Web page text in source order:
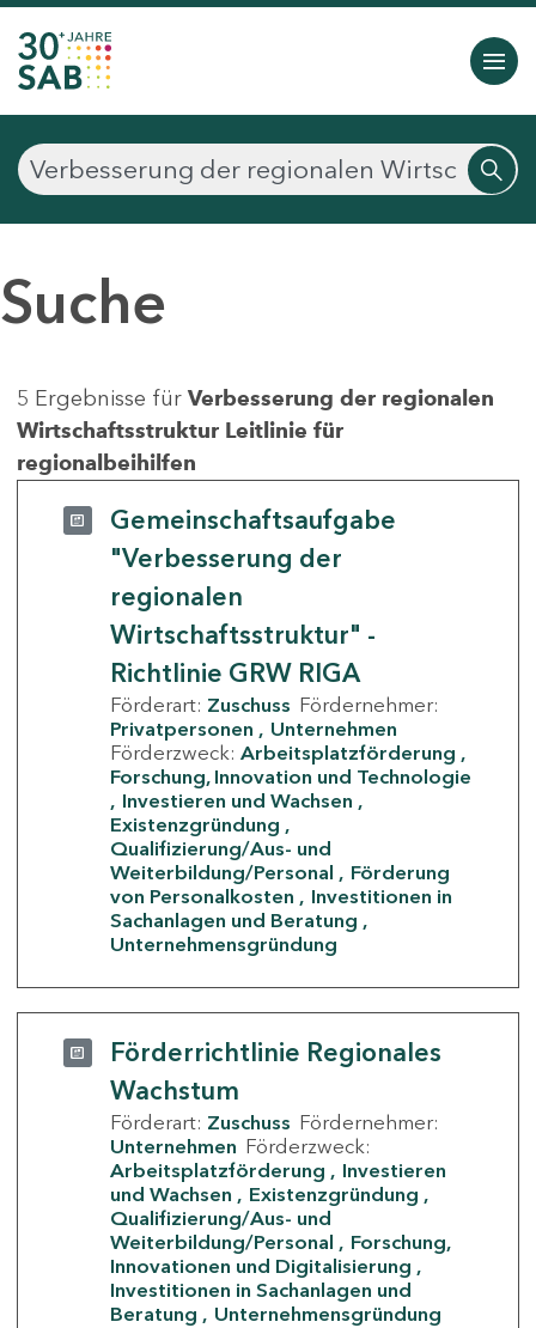
Suche
5 Ergebnisse für Verbesserung der regionalen
Wirtschaftsstruktur Leitlinie für
regionalbeihilfen
Gemeinschaftsaufgabe
"Verbesserung der
regionalen
Wirtschaftsstruktur" -
Richtlinie GRW RIGA
Förderart: Zuschuss Fördernehmer:
Privatpersonen
Unternehmen
Förderzweck: Arbeitsplatzförderung
Forschung, Innovation und Technologie
Investieren und Wachsen
Existenzgründung
Qualifizierung/Aus- und
Weiterbildung/Personal
Förderung
von Personalkosten
Investitionen in
Sachanlagen und Beratung
Unternehmensgründung
Förderrichtlinie Regionales
Wachstum
Förderart: Zuschuss Fördernehmer:
Unternehmen Förderzweck:
Arbeitsplatzförderung
Investieren
und Wachsen
Existenzgründung
Qualifizierung/Aus- und
Weiterbildung/Personal
Forschung,
Innovationen und Digitalisierung
Investitionen in Sachanlagen und
Beratung
Unternehmensgründung